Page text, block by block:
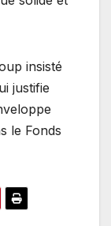
insisté
justifie
le Fonds